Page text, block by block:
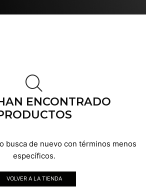
ENCONTRADO
busca de nuevo con términos menos
específicos.
VOLVER A LA TIENDA